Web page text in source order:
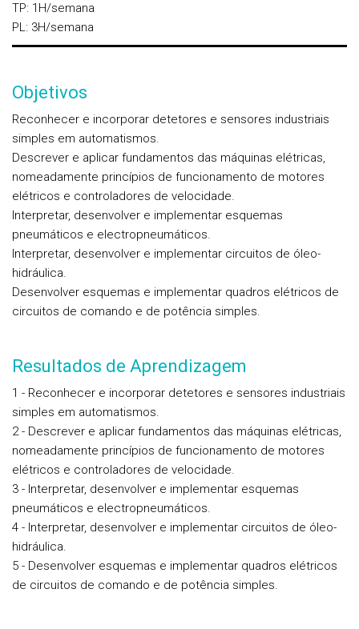
TP: 1H/semana
PL: 3H/semana
Objetivos
Reconhecer e incorporar detetores e sensores industriais
simples em automatismos.
Descrever e aplicar fundamentos das máquinas elétricas,
nomeadamente princípios de funcionamento de motores
elétricos e controladores de velocidade.
Interpretar, desenvolver e implementar esquemas
pneumáticos e electropneumáticos.
Interpretar, desenvolver e implementar circuitos de óleo-
hidráulica.
Desenvolver esquemas e implementar quadros elétricos de
circuitos de comando e de potência simples.
Resultados de Aprendizagem
1 - Reconhecer e incorporar detetores e sensores industriais
simples em automatismos.
2 - Descrever e aplicar fundamentos das máquinas elétricas,
nomeadamente princípios de funcionamento de motores
elétricos e controladores de velocidade.
3 - Interpretar, desenvolver e implementar esquemas
pneumáticos e electropneumáticos.
4 - Interpretar, desenvolver e implementar circuitos de óleo-
hidráulica.
5 - Desenvolver esquemas e implementar quadros elétricos
de circuitos de comando e de potência simples.